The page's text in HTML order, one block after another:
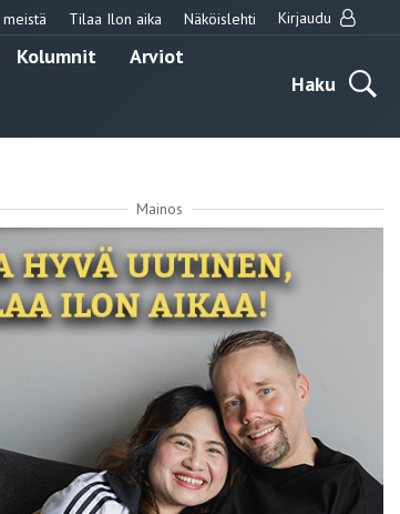
Tilaa Ilon aika Näköislehti Kirjaudu
Kolumnit
Arviot
Haku
Mainos